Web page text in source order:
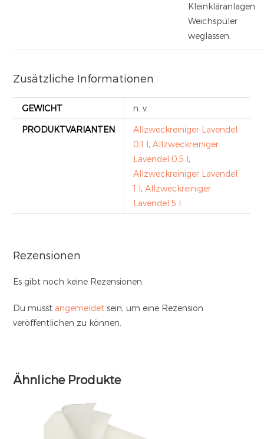
Kleinkläranlagen
Weichspüler
weglassen.
Zusätzliche Informationen
GEWICHT n. v.
PRODUKTVARIANTEN
Allzweckreiniger Lavendel
0,1 l,Allzweckreiniger
Lavendel 0,5 l,
Allzweckreiniger Lavendel
1 l,Allzweckreiniger
Lavendel 5 l
Rezensionen
Es gibt noch keine Rezensionen.
Du musst angemeldet sein, um eine Rezension
veröffentlichen zu können.
Ähnliche Produkte